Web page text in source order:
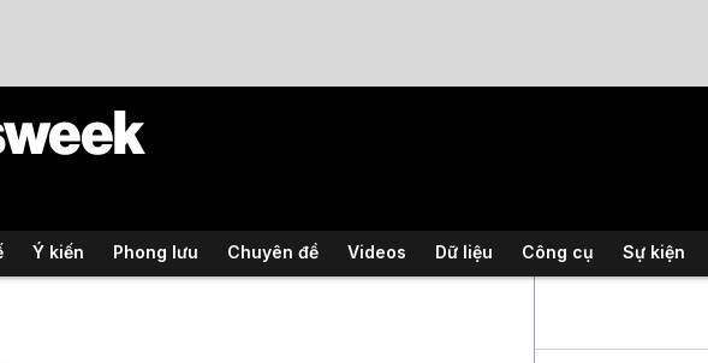
Ý kiến Phong lưu Chuyên đề Videos Dữ liệu Công cụ Sự kiện